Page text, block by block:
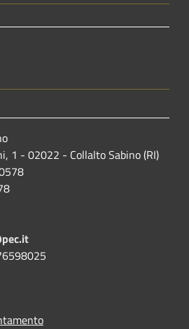
1 - 02022 - Collalto Sabino (RI)